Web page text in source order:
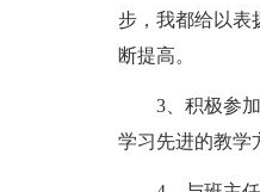
步，我都给以表
断提高。
3、积极参
学习先进的教学